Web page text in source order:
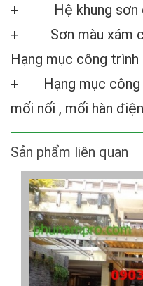
+ Hệ khung sơn
+ Sơn màu xám
Hạng mục công trình
+ Hạng mục
mối nối , mối hàn điện
Sản phẩm liên quan